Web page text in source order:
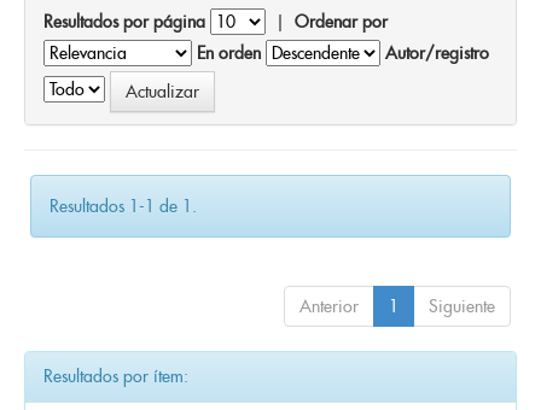
Resultados por página | Ordenar por
En orden
Autor/registro
Resultados 1-1 de 1.
Anterior 1 Siguiente
Resultados por ítem: